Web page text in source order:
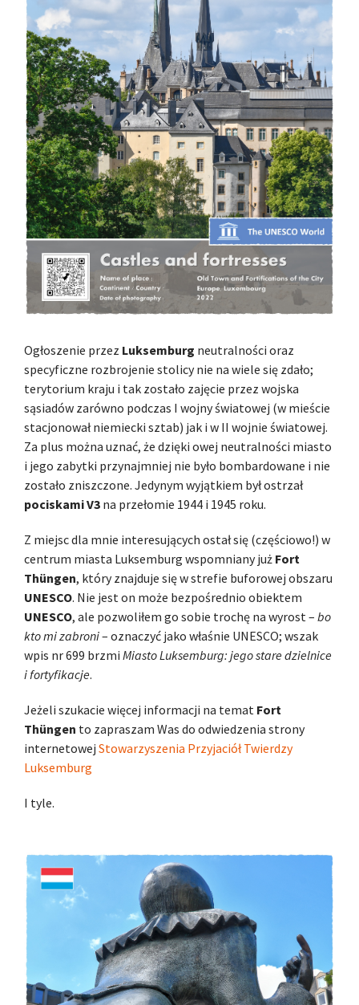
Ogłoszenie przez Luksemburg neutralności oraz
specyficzne rozbrojenie stolicy nie na wiele się zdało;
terytorium kraju i tak zostało zajęcie przez wojska
sąsiadów zarówno podczas I wojny światowej (w mieście
stacjonował niemiecki sztab) jak i w II wojnie światowej.
Za plus można uznać, że dzięki owej neutralności miasto
i jego zabytki przynajmniej nie było bombardowane i nie
zostało zniszczone. Jedynym wyjątkiem był ostrzał
pociskami V3 na przełomie 1944 i 1945 roku.
Z miejsc dla mnie interesujących ostał się (częściowo!) w
centrum miasta Luksemburg wspomniany już Fort
Thüngen, który znajduje się w strefie buforowej obszaru
UNESCO. Nie jest on może bezpośrednio obiektem
UNESCO, ale pozwoliłem go sobie trochę na wyrost – bo
kto mi zabroni– oznaczyć jako właśnie UNESCO; wszak
wpis nr 699 brzmi Miasto Luksemburg: jego stare dzielnice
i fortyfikacje.
Jeżeli szukacie więcej informacji na temat Fort
Thüngen to zapraszam Was do odwiedzenia strony
internetowej Stowarzyszenia Przyjaciół Twierdzy
Luksemburg
I tyle.